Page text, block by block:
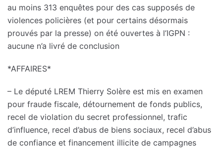
au moins 313 enquêtes pour des cas supposés de
violences policières (et pour certains désormais
prouvés par la presse) on été ouvertes à l’IGPN :
aucune n’a livré de conclusion
*AFFAIRES*
– Le député LREM Thierry Solère est mis en examen
pour fraude fiscale, détournement de fonds publics,
recel de violation du secret professionnel, trafic
d’influence, recel d’abus de biens sociaux, recel d’abus
de confiance et financement illicite de campagnes